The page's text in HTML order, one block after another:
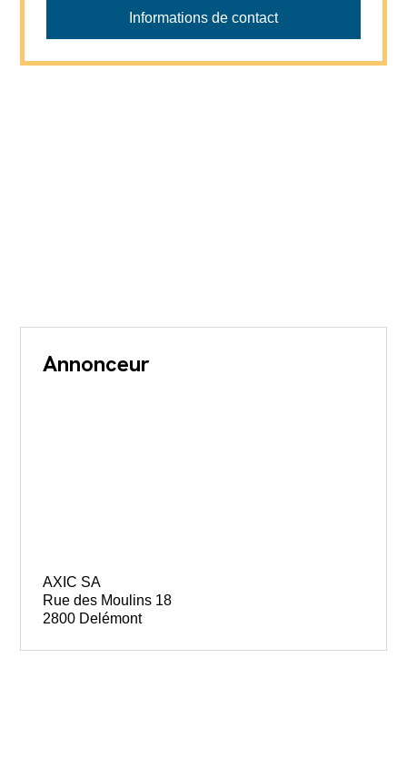
Informations de contact
Annonceur
AXIC SA
Rue des Moulins 18
2800 Delémont